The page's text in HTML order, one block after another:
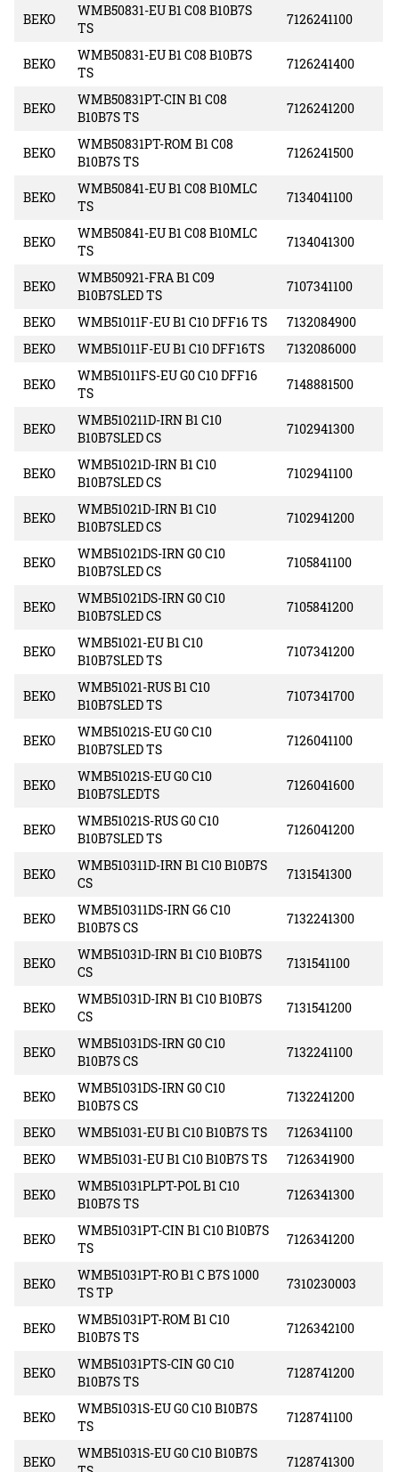
BEKO
WMB50831-EU B1 C08 B10B7S
TS
7126241100
BEKO
WMB50831-EU B1 C08 B10B7S
TS
7126241400
BEKO
WMB50831PT-CIN B1 C08
B10B7S TS
7126241200
BEKO
WMB50831PT-ROM B1 C08
B10B7S TS
7126241500
BEKO
WMB50841-EU B1 C08 B10MLC
TS
7134041100
BEKO
WMB50841-EU B1 C08 B10MLC
TS
7134041300
BEKO
WMB50921-FRA B1 C09
B10B7SLED TS
7107341100
BEKO WMB51011F-EU B1 C10 DFF16 TS
7132084900
BEKO
WMB51011F-EU B1 C10 DFF16TS 7132086000
BEKO
WMB51011FS-EU G0 C10 DFF16
TS
7148881500
BEKO
WMB510211D-IRN B1 C10
B10B7SLED CS
7102941300
BEKO
WMB51021D-IRN B1 C10
B10B7SLED CS
7102941100
BEKO
WMB51021D-IRN B1 C10
B10B7SLED CS
7102941200
BEKO
WMB51021DS-IRN G0 C10
B10B7SLED CS
7105841100
BEKO
WMB51021DS-IRN G0 C10
B10B7SLED CS
7105841200
BEKO
WMB51021-EU B1 C10
B10B7SLED TS
7107341200
BEKO
WMB51021-RUS B1 C10
B10B7SLED TS
7107341700
BEKO
WMB51021S-EU G0 C10
B10B7SLED TS
7126041100
BEKO
WMB51021S-EU G0 C10
B10B7SLEDTS
7126041600
BEKO
WMB51021S-RUS G0 C10
B10B7SLED TS
7126041200
BEKO
WMB510311D-IRN B1 C10 B10B7S
CS
7131541300
BEKO
WMB510311DS-IRN G6 C10
B10B7S CS
7132241300
BEKO
WMB51031D-IRN B1 C10 B10B7S
CS
7131541100
BEKO
WMB51031D-IRN B1 C10 B10B7S
CS
7131541200
BEKO
WMB51031DS-IRN G0 C10
B10B7S CS
7132241100
BEKO
WMB51031DS-IRN G0 C10
B10B7S CS
7132241200
BEKO WMB51031-EU B1 C10 B10B7S TS
7126341100
BEKO
WMB51031-EU B1 C10 B10B7S TS 7126341900
BEKO
WMB51031PLPT-POL B1 C10
B10B7S TS
7126341300
BEKO
WMB51031PT-CIN B1 C10 B10B7S
TS
7126341200
BEKO
WMB51031PT-RO B1 C B7S 1000
TS TP
7310230003
BEKO
WMB51031PT-ROM B1 C10
B10B7S TS
7126342100
BEKO
WMB51031PTS-CIN G0 C10
B10B7S TS
7128741200
BEKO
WMB51031S-EU G0 C10 B10B7S
TS
7128741100
BEKO
WMB51031S-EU G0 C10 B10B7S
7128741300